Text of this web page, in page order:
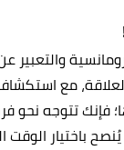
مع
فإنك تتوجه
باختيار